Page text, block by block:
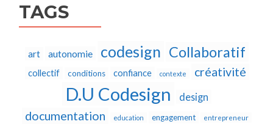
TAGS
art autonomie codesign Collaboratif
collectif conditions confiance contexte créativité
D.U Codesign design
documentation education engagement entrepreneur